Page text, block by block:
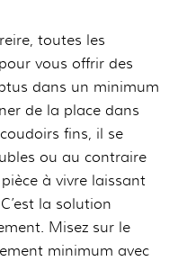
toutes les
vous offrir des
dans un minimum
de la place dans
fins, il se
ou au contraire
à vivre laissant
la solution
Misez sur le
minimum avec